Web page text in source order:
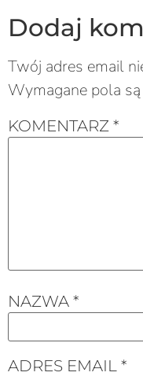
Dodaj
Twój adres email
Wymagane pola
KOMENTARZ *
NAZWA *
ADRES EMAIL *